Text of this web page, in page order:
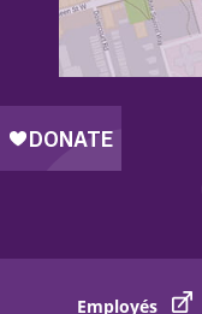
Employés